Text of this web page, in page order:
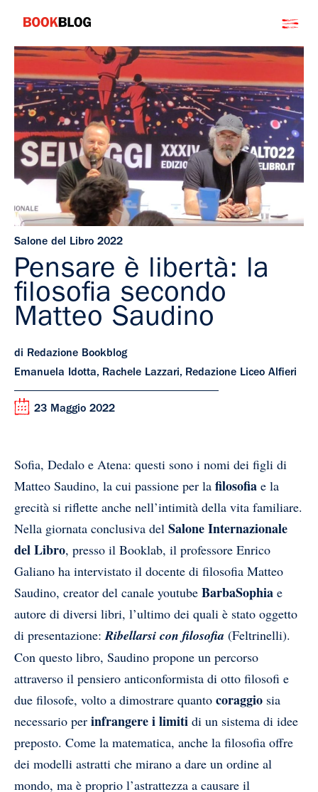
contenuto
Bookblog
Salone del Libro 2022
Pensare è libertà: la
filosofia secondo
Matteo Saudino
di Redazione Bookblog
Emanuela Idotta, Rachele Lazzari, Redazione Liceo Alfieri
23 Maggio 2022
Sofia, Dedalo e Atena: questi sono i nomi dei figli di
Matteo Saudino, la cui passione per la filosofia e la
grecità si riflette anche nell’intimità della vita familiare.
Nella giornata conclusiva del Salone Internazionale
del Libro, presso il Booklab, il professore Enrico
Galiano ha intervistato il docente di filosofia Matteo
Saudino, creator del canale youtube BarbaSophia e
autore di diversi libri, l’ultimo dei quali è stato oggetto
di presentazione:Ribellarsi con filosofia (Feltrinelli).
Con questo libro, Saudino propone un percorso
attraverso il pensiero anticonformista di otto filosofi e
due filosofe, volto a dimostrare quanto coraggio sia
necessario per infrangere i limiti di un sistema di idee
preposto. Come la matematica, anche la filosofia offre
dei modelli astratti che mirano a dare un ordine al
mondo, ma è proprio l’astrattezza a causare il